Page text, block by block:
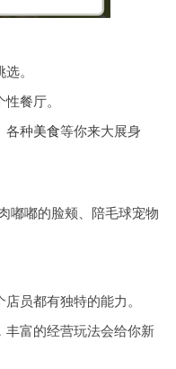
。
餐厅。
各种美食等你来大展身
嘟嘟的脸颊、陪毛球宠物
员都有独特的能力。
丰富的经营玩法会给你新